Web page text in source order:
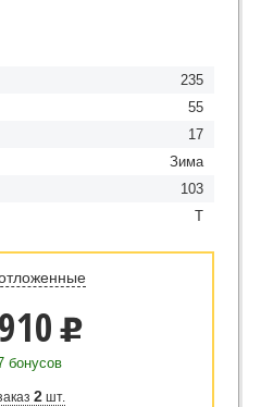
235
55
17
Зима
103
T
u
бонусов
2шт.